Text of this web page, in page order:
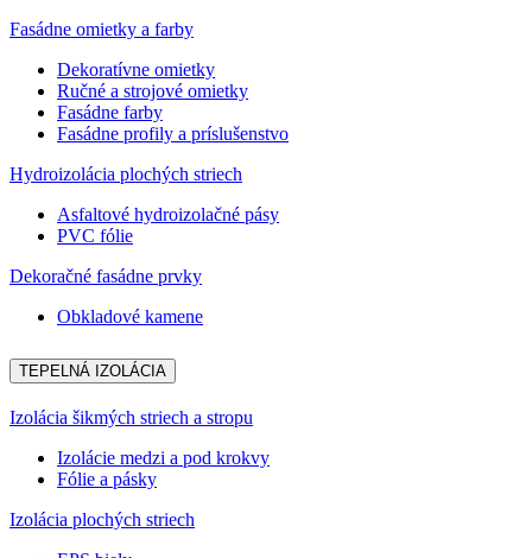
Fasádne omietky a farby
Dekoratívne omietky
Ručné a strojové omietky
Fasádne farby
Fasádne profily a príslušenstvo
Hydroizolácia plochých striech
Asfaltové hydroizolačné pásy
PVC fólie
Dekoračné fasádne prvky
Obkladové kamene
TEPELNÁ IZOLÁCIA
Izolácia šikmých striech a stropu
Izolácie medzi a pod krokvy
Fólie a pásky
Izolácia plochých striech